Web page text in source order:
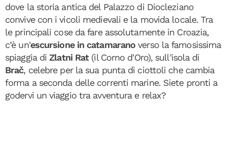
dove la storia antica del Palazzo di Diocleziano
convive con i vicoli medievali e la movida locale. Tra
le principali cose da fare assolutamente in Croazia,
c’è un'escursione in catamarano verso la famosissima
spiaggia diZlatni Rat(il Corno d'Oro), sull'isola di
Brač, celebre per la sua punta di ciottoli che cambia
forma a seconda delle correnti marine. Siete pronti a
godervi un viaggio tra avventura e relax?